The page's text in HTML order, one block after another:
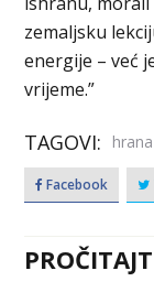
zemaljsku
energije – već
vrijeme.”
TAGOVI: hrana
Facebook